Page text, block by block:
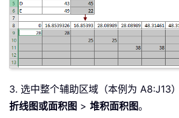
3. 选中整个辅助区域（本例为 A8:J13
折线图或面积图 > 堆积面积图。